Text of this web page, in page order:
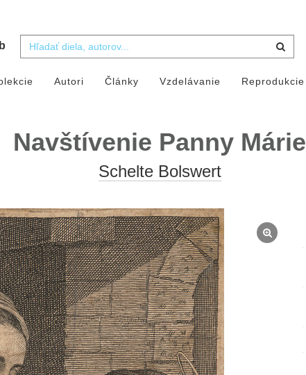
Autori Články Vzdelávanie Reprodukcie
Navštívenie Panny Márie
Schelte Bolswert